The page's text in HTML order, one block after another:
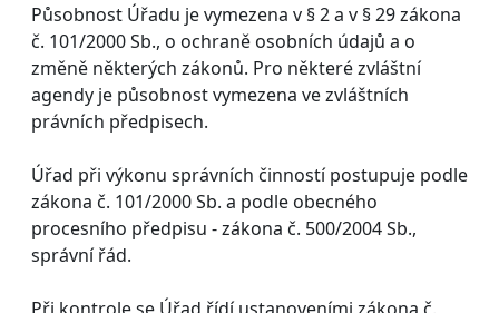
Působnost Úřadu je vymezena v § 2 a v § 29 zákona
č. 101/2000 Sb., o ochraně osobních údajů a o
změně některých zákonů. Pro některé zvláštní
agendy je působnost vymezena ve zvláštních
právních předpisech.
Úřad při výkonu správních činností postupuje podle
zákona č. 101/2000 Sb. a podle obecného
procesního předpisu - zákona č. 500/2004 Sb.,
správní řád.